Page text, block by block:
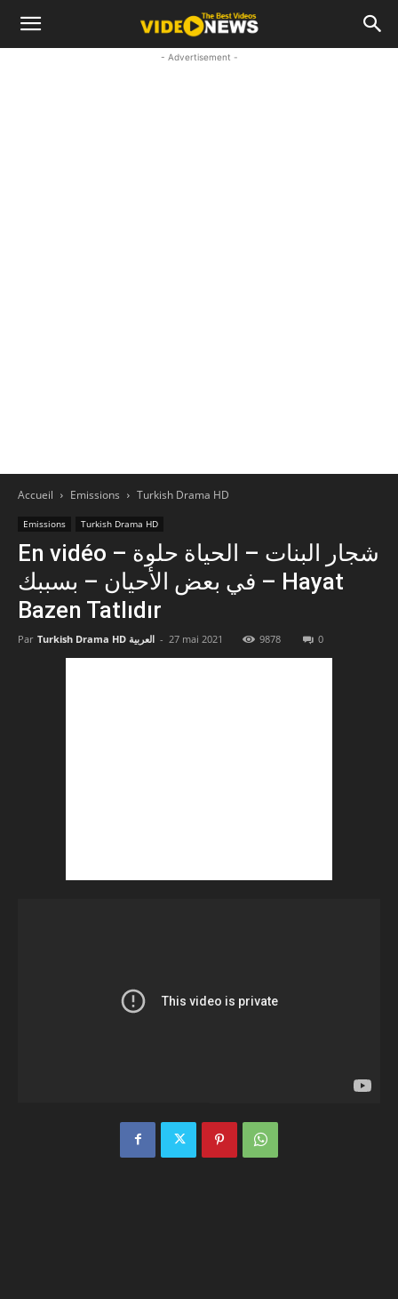
- Advertisement -
Accueil Emissions Turkish Drama HD
Emissions Turkish Drama HD
En vidéo – شجار البنات – الحياة حلوة
في بعض الأحيان – بسببك – Hayat
Bazen Tatlıdır
Par Turkish Drama HD العربية - 27 mai 2021 9878 0